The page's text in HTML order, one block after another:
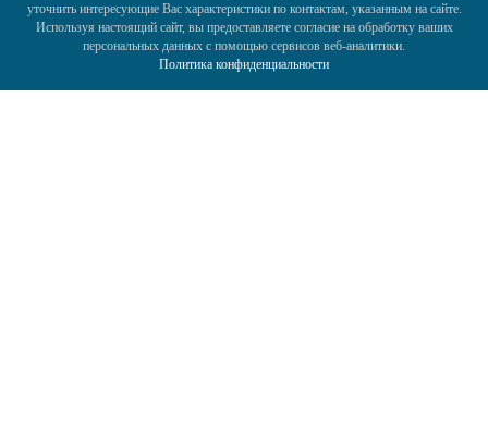
уточнить интересующие Вас характеристики по контактам, указанным на сайте.
Используя настоящий сайт, вы предоставляете согласие на обработку ваших
персональных данных с помощью сервисов веб-аналитики.
Политика конфиденциальности